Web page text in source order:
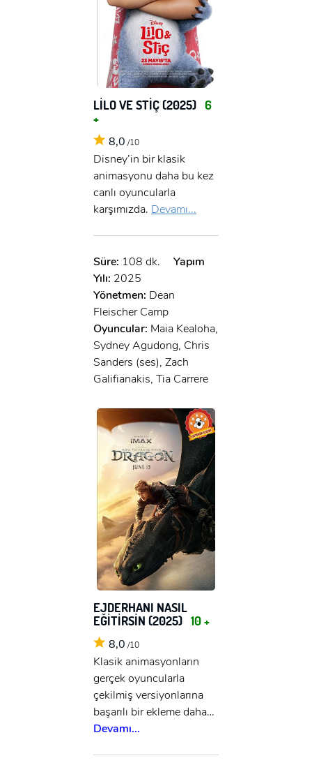
LİLO VE STİÇ (2025) 6
+
8,0 /10
Disney’in bir klasik
animasyonu daha bu kez
canlı oyuncularla
karşımızda. Devamı...
Süre: 108 dk.
Yapım
Yılı: 2025
Yönetmen: Dean
Fleischer Camp
Oyuncular: Maia Kealoha,
Sydney Agudong, Chris
Sanders (ses), Zach
Galifianakis, Tia Carrere
EJDERHANI NASIL
EĞİTİRSİN (2025) 10 +
8,0 /10
Klasik animasyonların
gerçek oyuncularla
çekilmiş versiyonlarına
başarılı bir ekleme daha…
Devamı...